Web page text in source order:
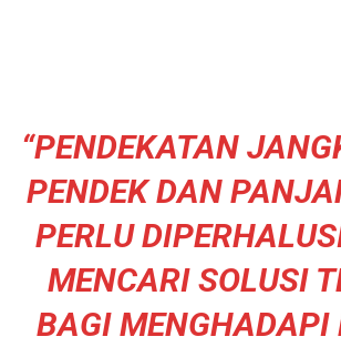
“PENDEKATAN
PENDEK DAN
PERLU
MENCARI SOLUSI
BAGI MENGHADAPI